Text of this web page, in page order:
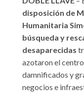
disposición de
Humanitaria
búsqueda y
desaparecidas
azotaron el
damnificados y
negocios e